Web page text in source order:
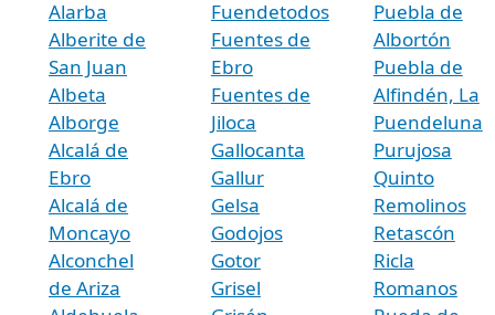
Alarba
Alberite de
San Juan
Albeta
Alborge
Alcalá de
Ebro
Alcalá de
Moncayo
Alconchel
de Ariza
Fuendetodos
Fuentes de
Ebro
Fuentes de
Jiloca
Gallocanta
Gallur
Gelsa
Godojos
Gotor
Grisel
Puebla de
Albortón
Puebla de
Alfindén, La
Puendeluna
Purujosa
Quinto
Remolinos
Retascón
Ricla
Romanos